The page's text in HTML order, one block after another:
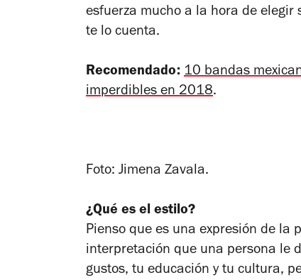
esfuerza mucho a la hora de elegir
te lo cuenta.
Recomendado: 10 bandas
imperdibles en 2018.
Foto: Jimena Zavala.
¿Qué es el estilo?
Pienso que es una expresión de la
interpretación que una persona le
gustos, tu educación y tu cultura,